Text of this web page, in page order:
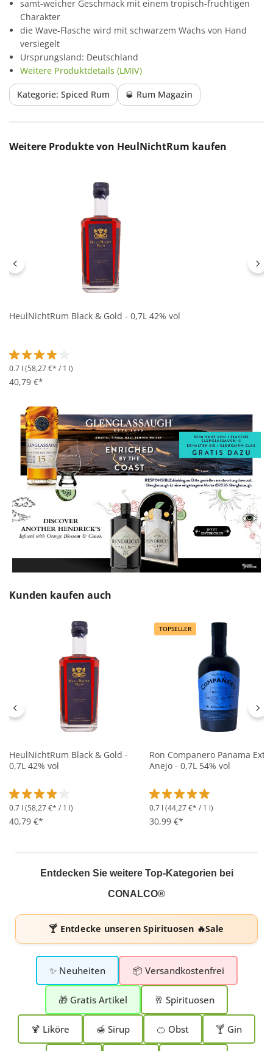
samt-weicher Geschmack mit einem tropisch-fruchtigen
Charakter
die Wave-Flasche wird mit schwarzem Wachs von Hand
versiegelt
Ursprungsland: Deutschland
Weitere Produktdetails (LMIV)
Kategorie: Spiced Rum 🥃 Rum Magazin
Produktgalerie überspringen
Weitere Produkte von HeulNichtRum kaufen
HeulNichtRum Black & Gold - 0,7L 42% vol
Durchschnittliche Bewertung von 4 von 5 Sternen
0.7 l (58,27 €* / 1 l)
40,79 €*
Produktgalerie überspringen
Kunden kaufen auch
HeulNichtRum Black & Gold -
0,7L 42% vol
Durchschnittliche Bewertung von 4 von 5 Sternen
0.7 l (58,27 €* / 1 l)
40,79 €*
TOPSELLER
Ron Companero Panama Extra
Anejo - 0,7L 54% vol
Durchschnittliche
0.7 l (44,27 €* / 1 l)
30,99 €*
Entdecken Sie weitere Top-Kategorien bei
CONALCO®
🍸 Entdecke unserenSpirituosen 🔥Sale
✨ Neuheiten 📦 Versandkostenfrei
🎁 Gratis Artikel 🥂 Spirituosen
🍹 Liköre 🍯 Sirup 🍊 Obst 🍸 Gin